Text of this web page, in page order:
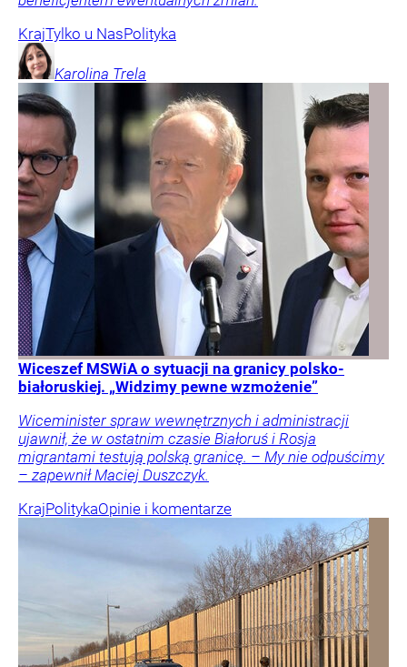
KrajTylko u NasPolityka
Karolina Trela
Wiceszef MSWiA o sytuacji na granicy polsko-
białoruskiej. „Widzimy pewne wzmożenie”
Wiceminister spraw wewnętrznych i administracji
ujawnił, że w ostatnim czasie Białoruś i Rosja
migrantami testują polską granicę. – My nie odpuścimy
– zapewnił Maciej Duszczyk.
KrajPolitykaOpinie i komentarze